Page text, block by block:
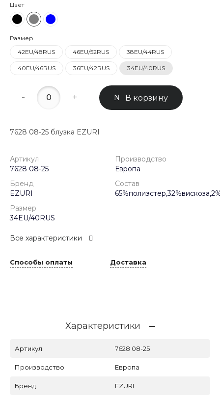
Цвет
Размер
42EU/48RUS
46EU/52RUS 38EU/44RUS
40EU/46RUS 36EU/42RUS 34EU/40RUS
- + В корзину
7628 08-25 блузка EZURI
Артикул
7628 08-25
Производство
Европа
Бренд
EZURI
Состав
Размер
34EU/40RUS
Все характеристики
Способы оплаты Доставка
Характеристики
Артикул 7628 08-25
Производство Европа
Бренд EZURI